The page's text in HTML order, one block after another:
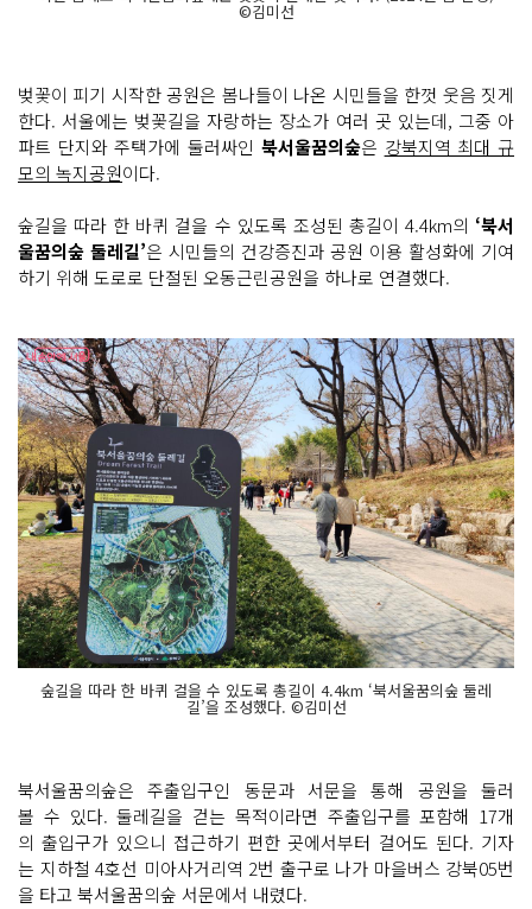
©김미선
벚꽃이 피기 시작한 공원은 봄나들이 나온 시민들을 한껏 웃음 짓게
한다. 서울에는 벚꽃길을 자랑하는 장소가 여러 곳 있는데, 그중 아
파트 단지와 주택가에 둘러싸인 북서울꿈의숲은 강북지역 최대 규
모의 녹지공원이다.
숲길을 따라 한 바퀴 걸을 수 있도록 조성된 총길이 4.4km의 ‘북서
울꿈의숲 둘레길’은 시민들의 건강증진과 공원 이용 활성화에 기여
하기 위해 도로로 단절된 오동근린공원을 하나로 연결했다.
숲길을 따라 한 바퀴 걸을 수 있도록 총길이 4.4km ‘북서울꿈의숲 둘레
길’을 조성했다. ©김미선
북서울꿈의숲은 주출입구인 동문과 서문을 통해 공원을 둘러
볼 수 있다. 둘레길을 걷는 목적이라면 주출입구를 포함해 17개
의 출입구가 있으니 접근하기 편한 곳에서부터 걸어도 된다. 기자
는 지하철 4호선 미아사거리역 2번 출구로 나가 마을버스 강북05번
을 타고 북서울꿈의숲 서문에서 내렸다.